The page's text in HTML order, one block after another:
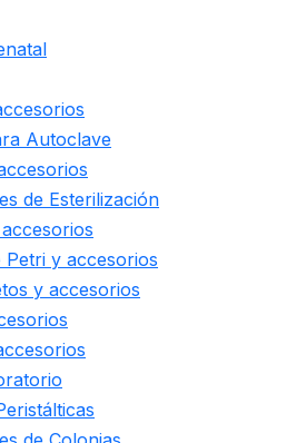
Autoclave
de Esterilización
Petri y accesorios
y accesorios